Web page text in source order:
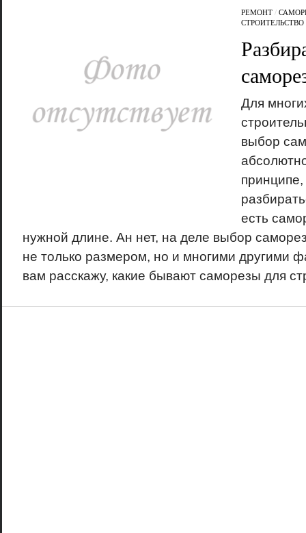
РЕМОНТ/
СТРОИТЕЛЬСТВО
Для
выбор
принципе,
есть
нужной длине. Ан нет, на деле выбор
не только размером, но и многими другими
вам расскажу, какие бывают саморезы для